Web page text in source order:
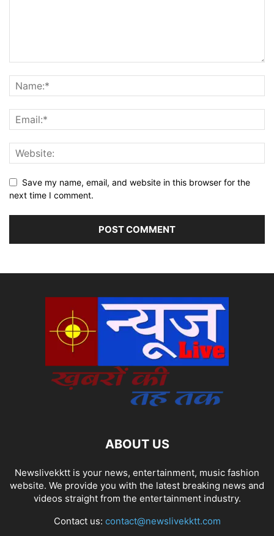
Save my name, email, and website in this browser for the
next time I comment.
ABOUT US
Newslivekktt is your news, entertainment, music fashion
website. We provide you with the latest breaking news and
videos straight from the entertainment industry.
Contact us: contact@newslivekktt.com